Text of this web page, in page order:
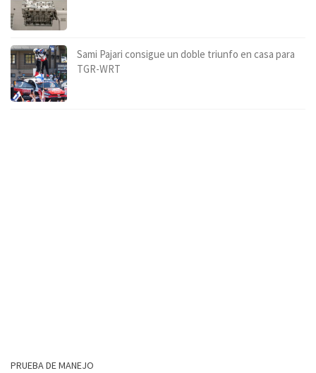
Sami Pajari consigue un doble triunfo en casa para
TGR-WRT
PRUEBA DE MANEJO